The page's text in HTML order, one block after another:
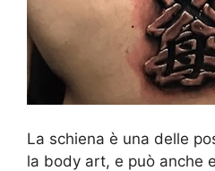
La schiena è una delle
la body art, e può anche